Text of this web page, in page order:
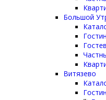
Большой
Витязево